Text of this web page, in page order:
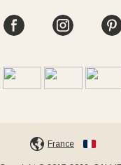
France